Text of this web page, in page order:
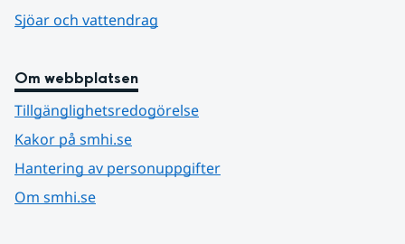
Sjöar och vattendrag
Om webbplatsen
Tillgänglighetsredogörelse
Kakor på smhi.se
Hantering av personuppgifter
Om smhi.se